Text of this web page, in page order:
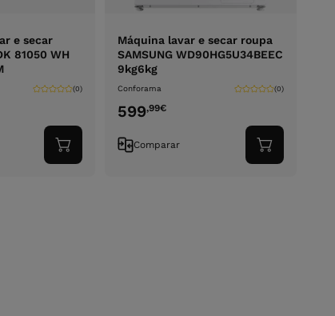
e secar
81050 WH
(0)
Adicionar
ao
Máquina lavar e secar roupa
SAMSUNG WD90HG5U34BEEC
9kg6kg
Conforama (0)
599,99€
Comparar
Adicionar
ao